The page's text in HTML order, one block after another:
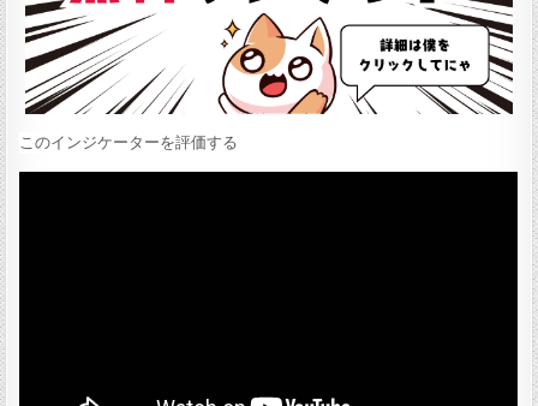
このインジケーターを評価する